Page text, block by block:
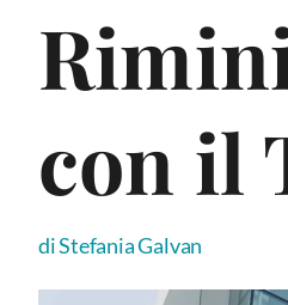
con il
di Stefania Galvan